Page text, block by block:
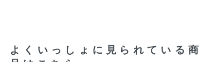
よくいっしょに見られている商